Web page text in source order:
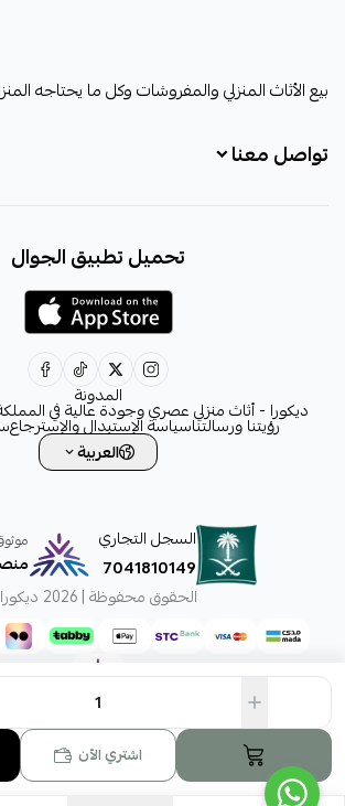
اشتري الآن
ديكورا
بيع الأثاث المنزلي والمفروشات وكل ما يحتاجه
تواصل معنا
decora6586@gmail.com
تحميل تطبيق الجوال
المدونة
ديكورا - أثاث منزلي عصري وجودة عالية في
رؤيتنا ورسالتناسياسة الإستبدال والإسترجاع
العربية
السجل التجاري
7041810149
الحقوق محفوظة | 2026
ديكورا